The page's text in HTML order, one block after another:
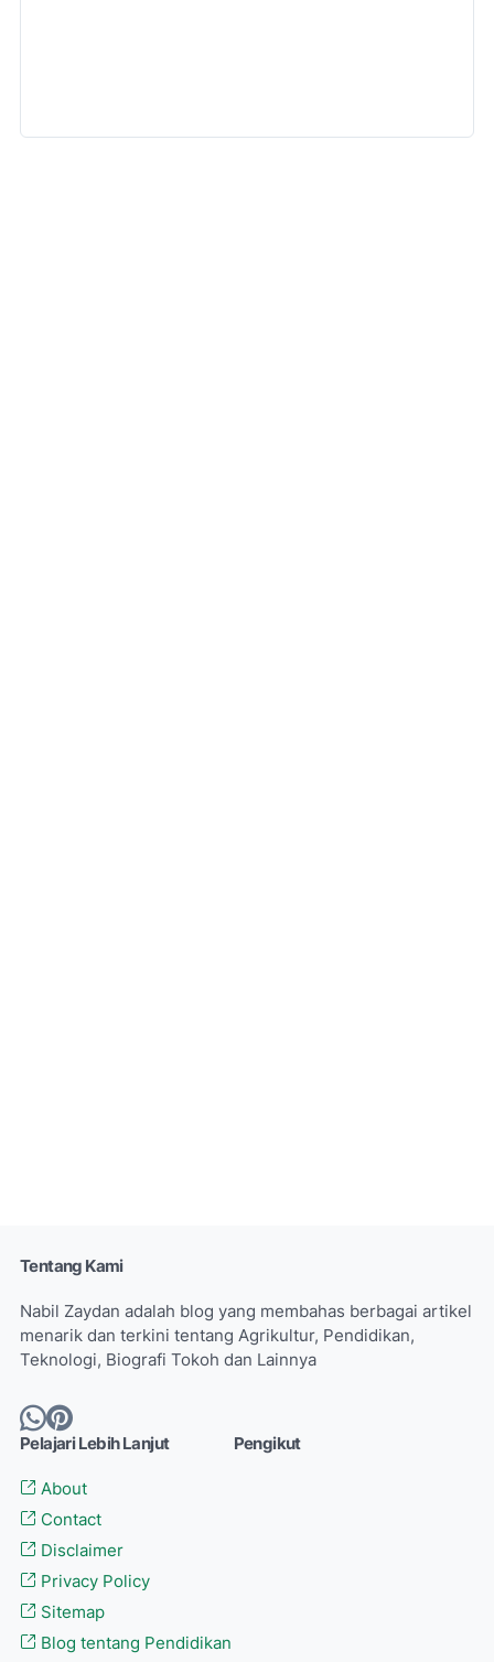
Tentang Kami
Nabil Zaydan adalah blog yang membahas berbagai artikel
menarik dan terkini tentang Agrikultur, Pendidikan,
Teknologi, Biografi Tokoh dan Lainnya
Pelajari Lebih Lanjut
About
Contact
Disclaimer
Privacy Policy
Sitemap
Blog tentang Pendidikan
Pengikut